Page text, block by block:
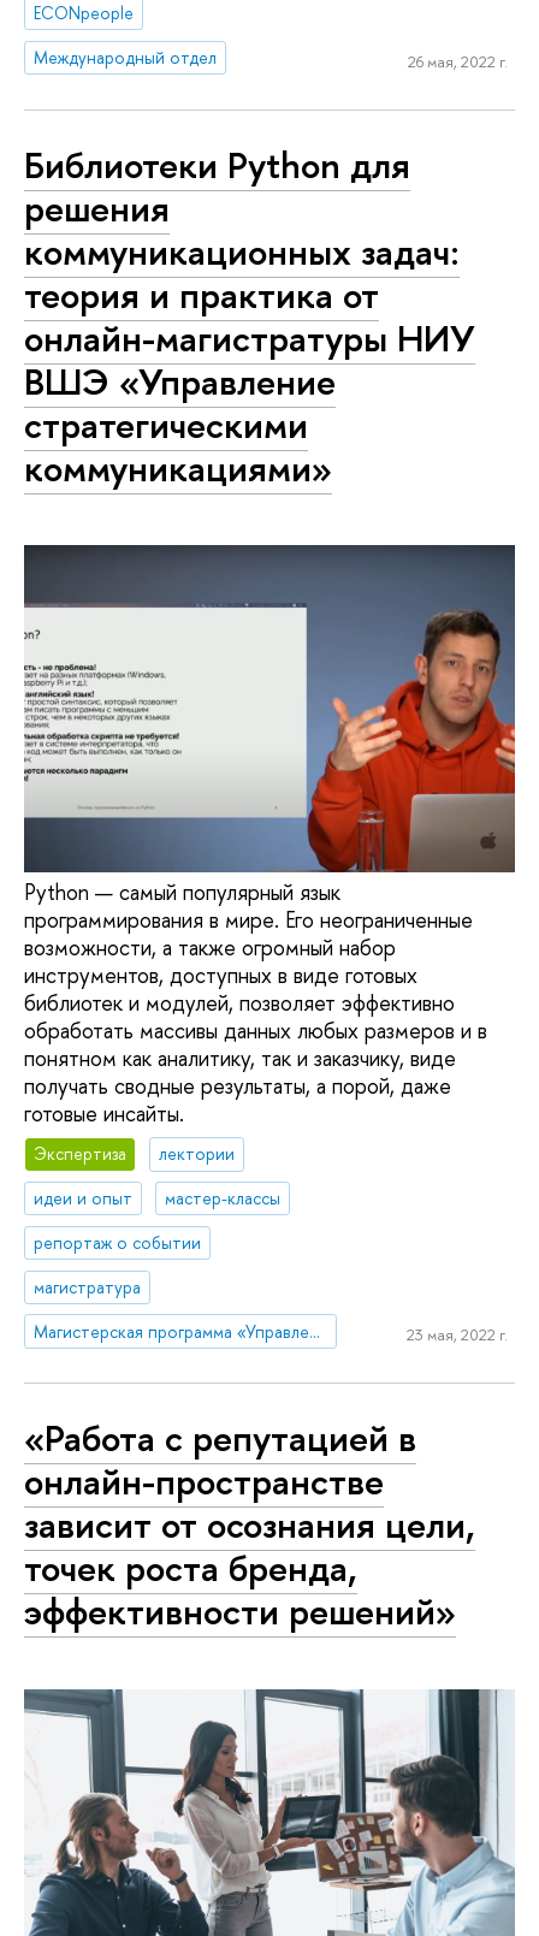
ECONpeople
Международный отдел
26 мая, 2022 г.
Библиотеки Python для
решения
коммуникационных задач:
теория и практика от
онлайн-магистратуры НИУ
ВШЭ «Управление
стратегическими
коммуникациями»
Python — самый популярный язык
программирования в мире. Его неограниченные
возможности, а также огромный набор
инструментов, доступных в виде готовых
библиотек и модулей, позволяет эффективно
обработать массивы данных любых размеров и в
понятном как аналитику, так и заказчику, виде
получать сводные результаты, а порой, даже
готовые инсайты.
Экспертиза
лектории
идеи и опыт
мастер-классы
репортаж о событии
магистратура
Магистерская программа «Управление стратегическими коммуникациями»
23 мая, 2022 г.
«Работа с репутацией в
онлайн-пространстве
зависит от осознания цели,
точек роста бренда,
эффективности решений»